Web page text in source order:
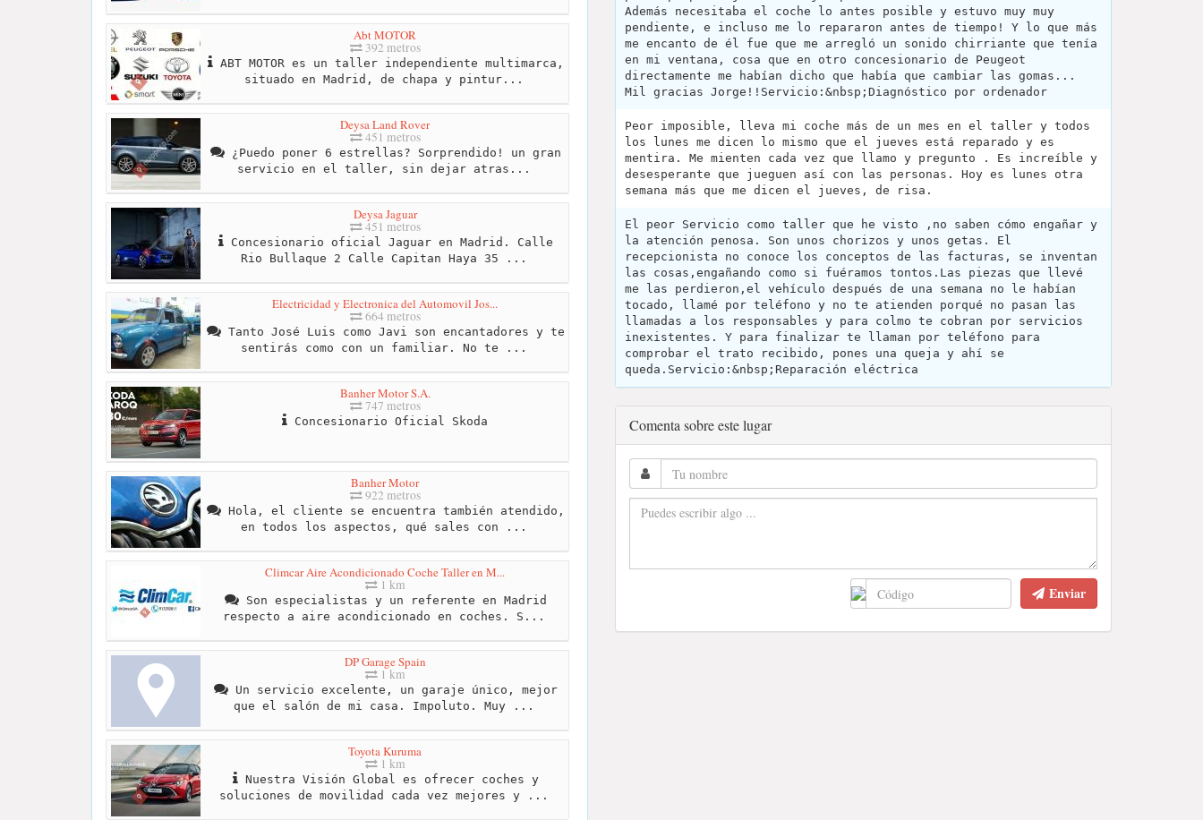
Abt MOTOR
392 metros
ABT MOTOR es un taller independiente multimarca,
situado en Madrid, de chapa y pintur...
Deysa Land Rover
451 metros
¿Puedo poner 6 estrellas? Sorprendido! un gran
servicio en el taller, sin dejar atras...
Deysa Jaguar
451 metros
Concesionario oficial Jaguar en Madrid. Calle
Rio Bullaque 2 Calle Capitan Haya 35 ...
Electricidad y Electronica del Automovil Jos...
664 metros
Tanto José Luis como Javi son encantadores y te
sentirás como con un familiar. No te ...
Banher Motor S.A.
747 metros
Concesionario Oficial Skoda
Banher Motor
922 metros
Hola, el cliente se encuentra también atendido,
en todos los aspectos, qué sales con ...
Climcar Aire Acondicionado Coche Taller en M...
1 km
Son especialistas y un referente en Madrid
respecto a aire acondicionado en coches. S...
DP Garage Spain
1 km
Un servicio excelente, un garaje único, mejor
que el salón de mi casa. Impoluto. Muy ...
Toyota Kuruma
1 km
Nuestra Visión Global es ofrecer coches y
soluciones de movilidad cada vez mejores y ...
Además necesitaba el coche lo antes posible y estuvo muy muy
pendiente, e incluso me lo repararon antes de tiempo! Y lo que más
me encanto de él fue que me arregló un sonido chirriante que tenía
en mi ventana, cosa que en otro concesionario de Peugeot
directamente me habían dicho que había que cambiar las gomas...
Mil gracias Jorge!!Servicio:&nbsp;Diagnóstico por ordenador
Peor imposible, lleva mi coche más de un mes en el taller y todos
los lunes me dicen lo mismo que el jueves está reparado y es
mentira. Me mienten cada vez que llamo y pregunto . Es increíble y
desesperante que jueguen así con las personas. Hoy es lunes otra
semana más que me dicen el jueves, de risa.
El peor Servicio como taller que he visto ,no saben cómo engañar y
la atención penosa. Son unos chorizos y unos getas. El
recepcionista no conoce los conceptos de las facturas, se inventan
las cosas,engañando como si fuéramos tontos.Las piezas que llevé
me las perdieron,el vehículo después de una semana no le habían
tocado, llamé por teléfono y no te atienden porqué no pasan las
llamadas a los responsables y para colmo te cobran por servicios
inexistentes. Y para finalizar te llaman por teléfono para
comprobar el trato recibido, pones una queja y ahí se
queda.Servicio:&nbsp;Reparación eléctrica
Comenta sobre este lugar
Enviar